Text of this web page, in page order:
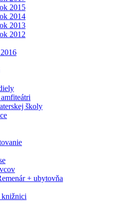
2015
2014
2013
2012
školy
+ ubytovňa
knižnici